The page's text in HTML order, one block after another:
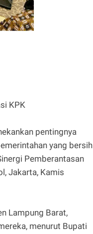
KPK
pentingnya
yang bersih
Pemberantasan
Jakarta, Kamis
Lampung Barat,
menurut Bupati